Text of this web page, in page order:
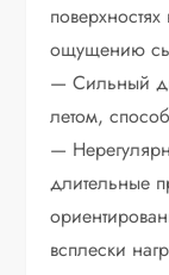
ощущению
— Сильный
летом,
—
длительные
всплески